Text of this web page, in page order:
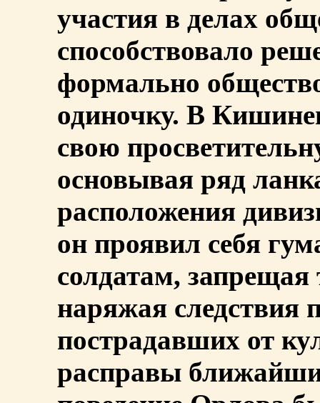
участия в делах
способствовало
формально
одиночку. В
свою
основывая ряд
расположения
он проявил себя
солдатам, запрещая
наряжая следствия
пострадавших от
расправы